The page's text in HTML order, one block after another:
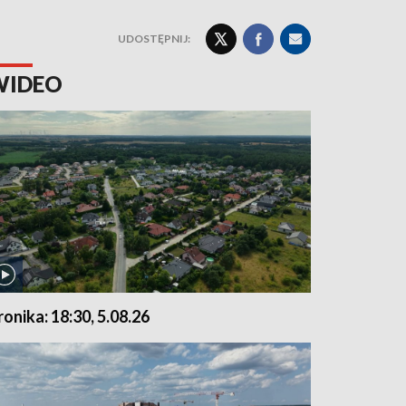
UDOSTĘPNIJ:
18:30, 5.08.26